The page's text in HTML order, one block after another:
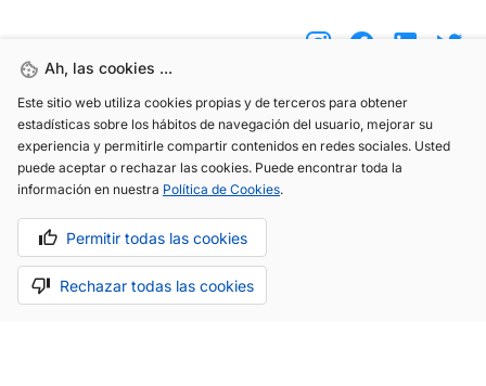
Ah, las cookies ...
Este sitio web utiliza cookies propias y de terceros para obtener
estadísticas sobre los hábitos de navegación del usuario, mejorar su
experiencia y permitirle compartir contenidos en redes sociales. Usted
puede aceptar o rechazar las cookies. Puede encontrar toda la
información en nuestra Política de Cookies.
Permitir todas las cookies
Rechazar todas las cookies
(+34) 744 408 070
info@motoreto.com
Aviso legal Política de cookies